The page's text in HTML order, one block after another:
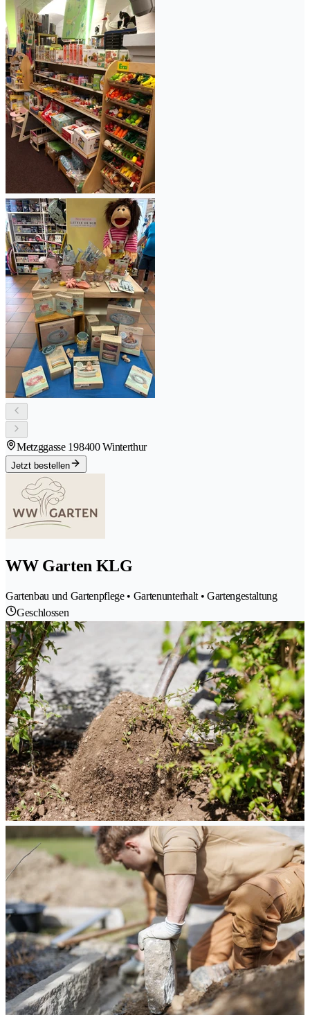
Metzggasse 198400 Winterthur
Jetzt bestellen
WW Garten KLG
Gartenbau und Gartenpflege • Gartenunterhalt • Gartengestaltung
Geschlossen